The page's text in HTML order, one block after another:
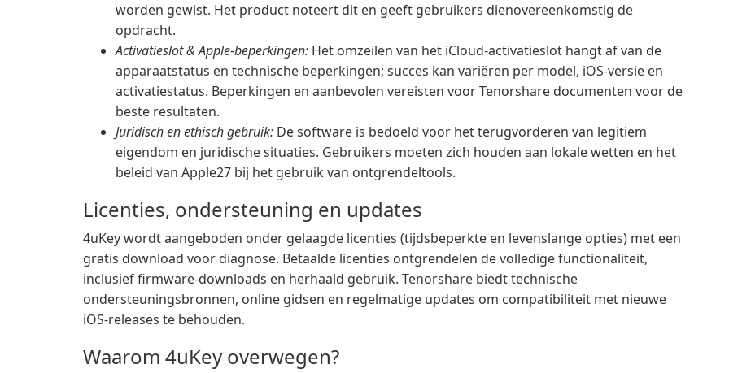
worden gewist. Het product noteert dit en geeft gebruikers dienovereenkomstig de
opdracht.
Activatieslot & Apple-beperkingen: Het omzeilen van het iCloud-activatieslot hangt af van de
apparaatstatus en technische beperkingen; succes kan variëren per model, iOS-versie en
activatiestatus. Beperkingen en aanbevolen vereisten voor Tenorshare documenten voor de
beste resultaten.
Juridisch en ethisch gebruik: De software is bedoeld voor het terugvorderen van legitiem
eigendom en juridische situaties. Gebruikers moeten zich houden aan lokale wetten en het
beleid van Apple27 bij het gebruik van ontgrendeltools.
Licenties, ondersteuning en updates
4uKey wordt aangeboden onder gelaagde licenties (tijdsbeperkte en levenslange opties) met een
gratis download voor diagnose. Betaalde licenties ontgrendelen de volledige functionaliteit,
inclusief firmware-downloads en herhaald gebruik. Tenorshare biedt technische
ondersteuningsbronnen, online gidsen en regelmatige updates om compatibiliteit met nieuwe
iOS-releases te behouden.
Waarom 4uKey overwegen?